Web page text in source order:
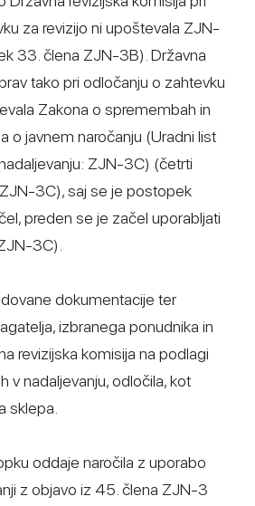
za revizijo ni upoštevala ZJN-
33. člena ZJN-3B). Državna
tako pri odločanju o zahtevku
Zakona o spremembah in
o javnem naročanju (Uradni list
ZJN-3C) (četrti
3C), saj se je postopek
preden se je začel uporabljati
3C).
dokumentacije ter
izbranega ponudnika in
revizijska komisija na podlagi
v nadaljevanju, odločila, kot
sklepa.
oddaje naročila z uporabo
z objavo iz 45. člena ZJN-3